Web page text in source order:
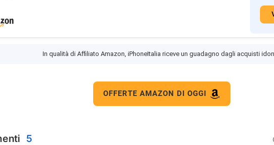
In qualità di Affiliato Amazon, iPhoneItalia riceve un guadagno dagli acquisti
OFFERTE AMAZON DI OGGI
5